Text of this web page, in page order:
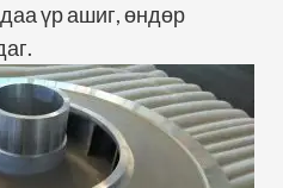
үр ашиг, өндөр